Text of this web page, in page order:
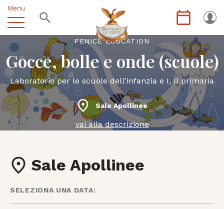
Menu
FENICE EDUCATION
Gocce, bolle e onde (scuole)
Laboratorio per le scuole dell'infanzia e I, II primaria
Sale Apollinee
vai alla descrizione
Sale Apollinee
SELEZIONA UNA DATA: